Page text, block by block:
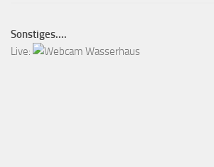
Sonstiges....
Live: